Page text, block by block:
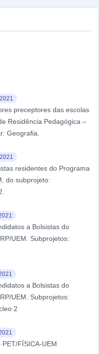
preceptores das escolas
Residência Pedagógica –
Geografia.
residentes do Programa
do subprojeto:
a Bolsistas do
UEM. Subprojetos:
a Bolsistas do
UEM. Subprojetos:
2
FÍSICA-UEM